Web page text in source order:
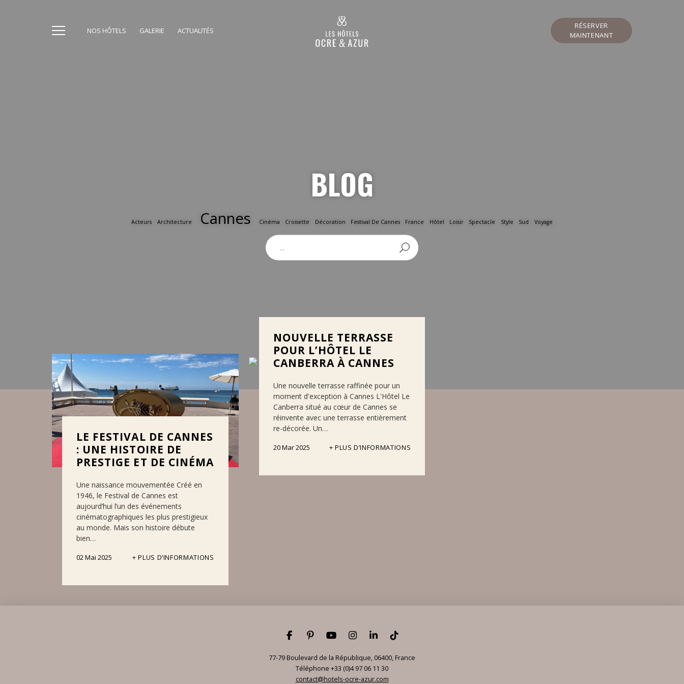
NOS HÔTELS GALERIE ACTUALITÉS
RÉSERVER
MAINTENANT
BLOG
Acteurs Architecture Cannes Cinéma Croisette Décoration Festival De Cannes France Hôtel Loisir Spectacle Style Sud Voyage
LE FESTIVAL DE CANNES
: UNE HISTOIRE DE
PRESTIGE ET DE CINÉMA
Une naissance mouvementée Créé en
1946, le Festival de Cannes est
aujourd’hui l’un des événements
cinématographiques les plus prestigieux
au monde. Mais son histoire débute
bien…
02 Mai 2025 PLUS D’INFORMATIONS
NOUVELLE TERRASSE
POUR L’HÔTEL LE
CANBERRA À CANNES
Une nouvelle terrasse raffinée pour un
moment d'exception à Cannes L'Hôtel Le
Canberra situé au cœur de Cannes se
réinvente avec une terrasse entièrement
re-décorée. Un…
20 Mar 2025 PLUS D’INFORMATIONS
77-79 Boulevard de la République, 06400,France
Téléphone +33 (0)4 97 06 11 30
contact@hotels-ocre-azur.com